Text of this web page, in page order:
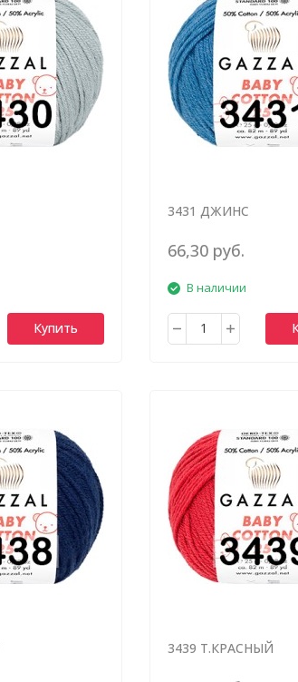
Купить
3431 ДЖИНС
66,30 руб.
В наличии
3439 Т.КРАСНЫЙ